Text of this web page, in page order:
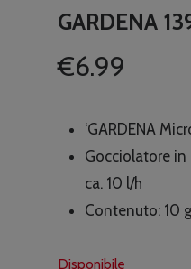
GARDENA
€6.99
‘GARDENA
Gocciolatore
ca. 10 l/h
Contenuto: 10
Disponibile